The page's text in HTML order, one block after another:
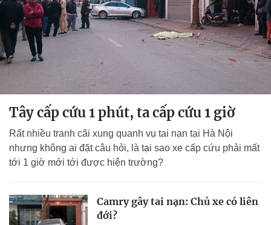
Tây cấp cứu 1 phút, ta cấp cứu 1 giờ
Rất nhiều tranh cãi xung quanh vụ tai nạn tại Hà Nội
nhưng không ai đặt câu hỏi, là tại sao xe cấp cứu phải mất
tới 1 giờ mới tới được hiện trường?
Camry gây tai nạn: Chủ xe có liên
đới?